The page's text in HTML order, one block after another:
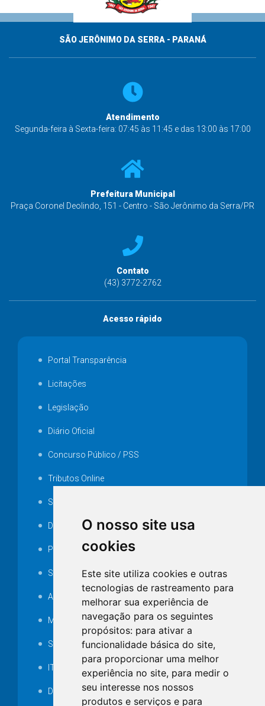
O nosso site usa
cookies
Este site utiliza cookies e outras
tecnologias de rastreamento para
melhorar sua experiência de
navegação para os seguintes
propósitos: para ativar a
funcionalidade básica do site,
para proporcionar uma melhor
experiência no site, para medir o
seu interesse nos nossos
produtos e serviços e para
SÃO JERÔNIMO DA SERRA - PARANÁ
Atendimento
Segunda-feira à Sexta-feira: 07:45 às 11:45 e das 13:00 às 17:00
Prefeitura Municipal
Praça Coronel Deolindo, 151 - Centro - São Jerônimo da Serra/PR
Contato
(43) 3772-2762
Acesso rápido
Portal Transparência
Licitações
Legislação
Diário Oficial
Concurso Público / PSS
Tributos Online
Serviços ISS-E
Decretos
Portarias
SAMAE
Audiência pública
MANUTENÇÃO DE ILUMINAÇÃO PÚBLICA
Serviços Técnicos TI
ITR
Desapropriações